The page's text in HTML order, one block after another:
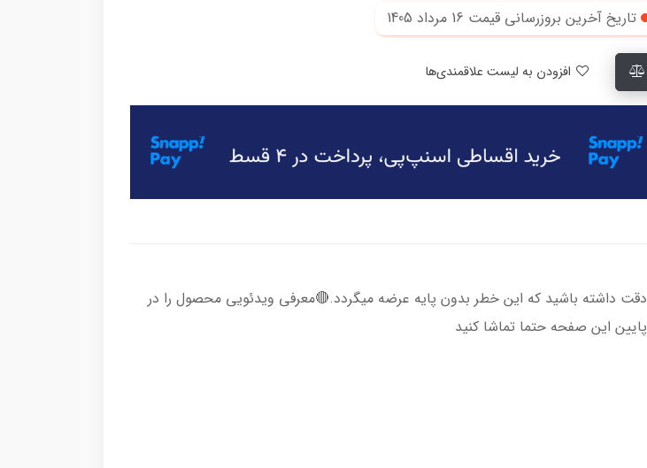
تاریخ آخرین بروزرسانی قیمت 16 مرداد 1405
دقت داشته باشید که این خطر بدون پایه عرضه میگردد.🔴معرفی ویدئویی محصول را در
پایین این صفحه حتما تماشا کنید